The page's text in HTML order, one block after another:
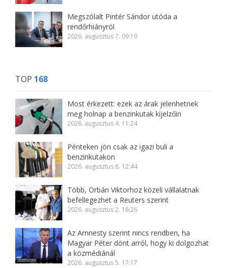
Megszólalt Pintér Sándor utóda a
rendőrhiányról
2026. augusztus 7. 09:19
TOP 168
Most érkezett: ezek az árak jelenhetnek
meg holnap a benzinkutak kijelzőin
2026. augusztus 4. 11:24
Pénteken jön csak az igazi buli a
benzinkutakon
2026. augusztus 6. 12:44
Több, Orbán Viktorhoz közeli vállalatnak
befellegezhet a Reuters szerint
2026. augusztus 2. 16:26
Az Amnesty szerint nincs rendben, ha
Magyar Péter dönt arról, hogy ki dolgozhat
a közmédiánál
2026. augusztus 5. 17:17